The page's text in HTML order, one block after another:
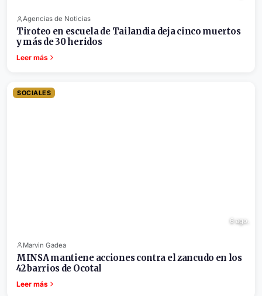
Agencias de Noticias
Tiroteo en escuela de Tailandia deja cinco muertos
y más de 30 heridos
Leer más
SOCIALES
6 ago.
Marvin Gadea
MINSA mantiene acciones contra el zancudo en los
42 barrios de Ocotal
Leer más